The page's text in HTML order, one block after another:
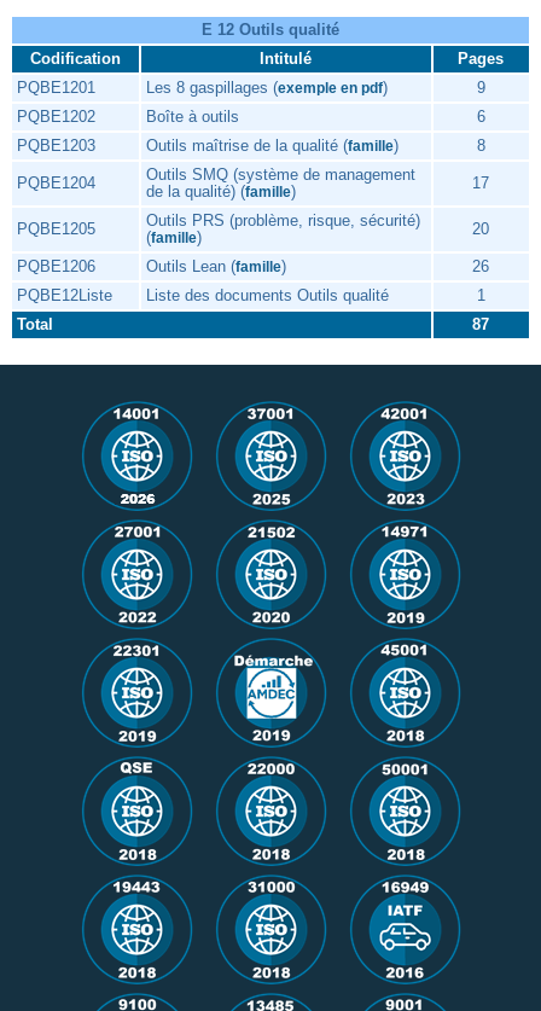
E 12 Outils qualité
Codification
Intitulé
Pages
PQBE1201
Les 8 gaspillages (exemple en pdf)
9
PQBE1202
Boîte à outils
6
PQBE1203
Outils maîtrise de la qualité (famille) 8
PQBE1204
Outils SMQ (système de management
de la qualité) (famille) 17
PQBE1205
Outils PRS (problème, risque, sécurité)
(famille) 20
PQBE1206 Outils Lean (famille)
26
PQBE12Liste
Liste des documents Outils qualité
1
Total
87